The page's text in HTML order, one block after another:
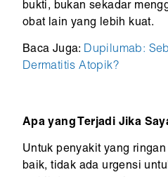
bukti, bukan sekadar
obat lain yang lebih kuat.
Baca Juga: Dupilumab:
Dermatitis Atopik?
Apa yang Terjadi Jika
Untuk penyakit yang
baik, tidak ada urgensi